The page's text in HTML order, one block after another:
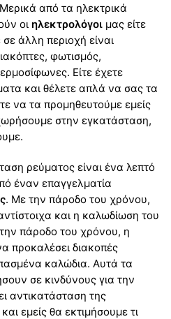
από τα ηλεκτρικά
οι ηλεκτρολόγοι μας είτε
άλλη περιοχή είναι
φωτισμός,
Είτε έχετε
και θέλετε απλά να σας τα
να τα προμηθευτούμε εμείς
στην εγκατάσταση,
ρεύματος είναι ένα λεπτό
έναν επαγγελματία
. Με την πάροδο του χρόνου,
και η καλωδίωση του
πάροδο του χρόνου, η
προκαλέσει διακοπές
καλώδια. Αυτά τα
σε κινδύνους για την
αντικατάσταση της
εμείς θα εκτιμήσουμε τι